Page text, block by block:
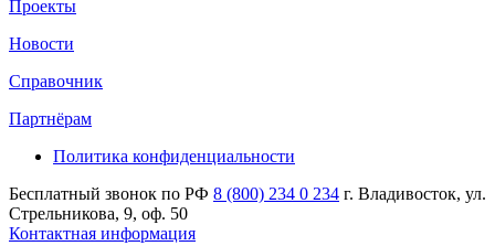
Проекты
Новости
Справочник
Партнёрам
Политика конфиденциальности
Бесплатный звонок по РФ 8 (800) 234 0 234 г. Владивосток, ул.
Стрельникова, 9, оф. 50
Контактная информация